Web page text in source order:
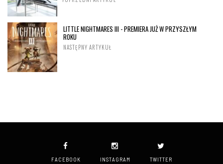
LITTLE NIGHTMARES III - PREMIERA JUŻ W PRZYSZŁYM
ROKU
NASTĘPNY ARTYKUŁ
FACEBOOK INSTAGRAM TWITTER